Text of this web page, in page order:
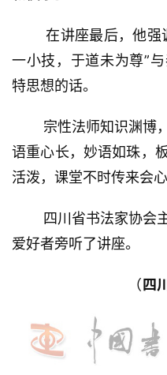
在讲座最后，他强调
一小技，于道未为尊”
特思想的话。
宗性法师知识渊博，
语重心长，妙语如珠，
活泼，课堂不时传来会
四川省书法家协会主
爱好者旁听了讲座。
（四